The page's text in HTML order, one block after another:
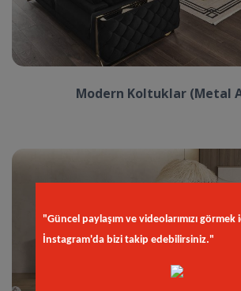
Modern Koltuklar (Metal
"Güncel paylaşım ve videolarımızı görmek
İnstagram'da bizi takip edebilirsiniz."